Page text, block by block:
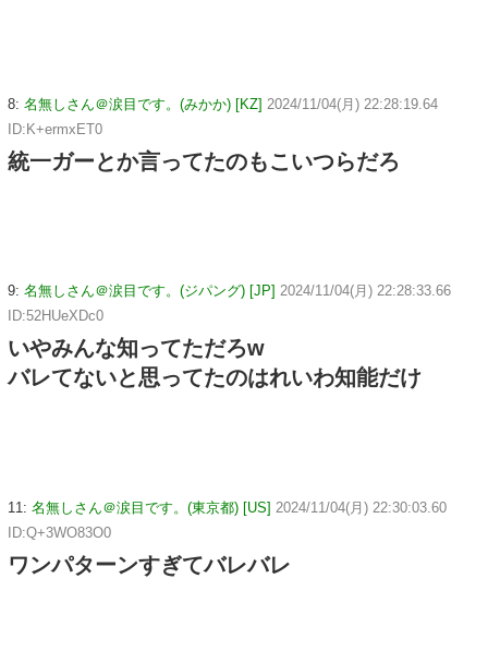
8: 名無しさん＠涙目です。(みかか) [KZ] 2024/11/04(月) 22:28:19.64
ID:K+ermxET0
統一ガーとか言ってたのもこいつらだろ
9: 名無しさん＠涙目です。(ジパング) [JP] 2024/11/04(月) 22:28:33.66
ID:52HUeXDc0
いやみんな知ってただろw
バレてないと思ってたのはれいわ知能だけ
11: 名無しさん＠涙目です。(東京都) [US] 2024/11/04(月) 22:30:03.60
ID:Q+3WO83O0
ワンパターンすぎてバレバレ